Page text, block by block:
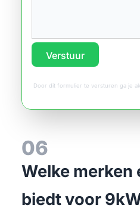
Verstuur
Door dit formulier te versturen ga je
06
Welke merken
biedt voor